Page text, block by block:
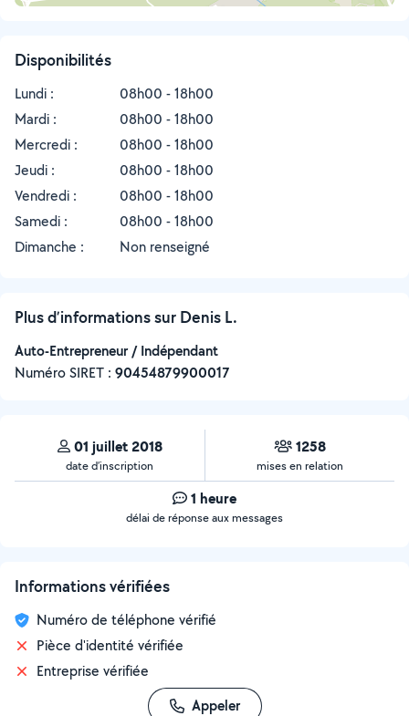
Disponibilités
Lundi :
08h00 - 18h00
Mardi :
08h00 - 18h00
Mercredi :
08h00 - 18h00
Jeudi :
08h00 - 18h00
Vendredi :
08h00 - 18h00
Samedi :
08h00 - 18h00
Dimanche :
Non renseigné
Plus d’informations sur Denis L.
Auto-Entrepreneur / Indépendant
Numéro SIRET : ‍90454879900017
01 juillet 2018
date d’inscription
1258
mises en relation
1 heure
délai de réponse aux messages
Informations vérifiées
Numéro de téléphone vérifié
Pièce d'identité vérifiée
Entreprise vérifiée
Appeler